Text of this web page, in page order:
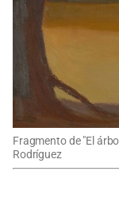
Fragmento de "El
Rodríguez